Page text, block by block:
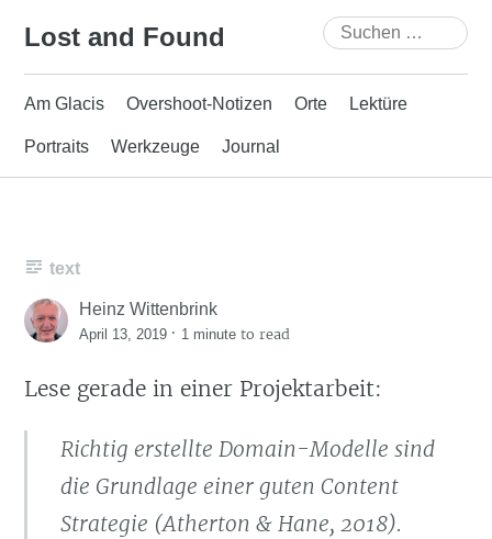
Lost and Found
Suchen
nach:
Am Glacis Overshoot-Notizen Orte Lektüre
Portraits Werkzeuge Journal
text
Heinz Wittenbrink
April 13, 2019 · 1 minute to read
Lese gerade in einer Projektarbeit:
Richtig erstellte Domain-Modelle sind
die Grundlage einer guten Content
Strategie (Atherton & Hane, 2018).